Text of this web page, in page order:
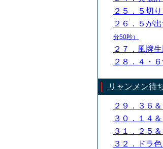
２５．５切
２６．５が
分50秒）
２７．風牌
２８．４・
リャンメン待
２９．３６
３０．１４
３１．２５
３２．ドラ